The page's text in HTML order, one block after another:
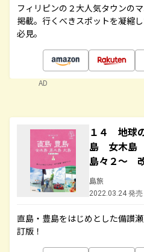
フィリピンの２大人気タウンの
掲載。行くべきスポットを凝縮
必見。
AD
１４ 地球
島 女木島
島々２～
島旅
2022.03.24 発売
直島・豊島をはじめとした備讃
訂版！